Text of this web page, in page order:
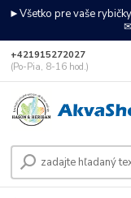
►Všetko pre vaše
+421915272027
(Po-Pia, 8-16 hod.)